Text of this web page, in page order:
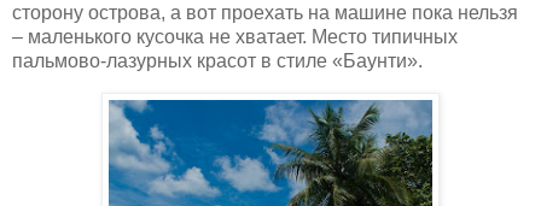
сторону острова, а вот проехать на машине пока нельзя
– маленького кусочка не хватает. Место типичных
пальмово-лазурных красот в стиле «Баунти».